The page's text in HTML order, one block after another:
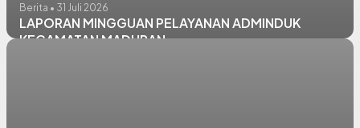
Berita • 31 Juli 2026
LAPORAN MINGGUAN PELAYANAN ADMINDUK
KECAMATAN MADURAN